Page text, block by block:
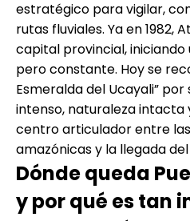
estratégico para vigilar,
rutas fluviales. Ya en 1982,
capital provincial,
pero constante. Hoy se
Esmeralda del Ucayali”
intenso, naturaleza intacta
centro articulador entre
amazónicas y la llegada
Dónde queda
y por qué es tan